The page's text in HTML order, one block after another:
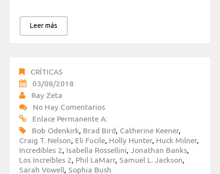
Leer más
CRÍTICAS
03/08/2018
Ray Zeta
No Hay Comentarios
Enlace Permanente A:
Bob Odenkirk, Brad Bird, Catherine Keener,
Craig T. Nelson, Eli Fucile, Holly Hunter, Huck Milner,
Incredibles 2, Isabella Rossellini, Jonathan Banks,
Los Increíbles 2, Phil LaMarr, Samuel L. Jackson,
Sarah Vowell, Sophia Bush